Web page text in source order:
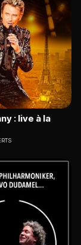
: live à la